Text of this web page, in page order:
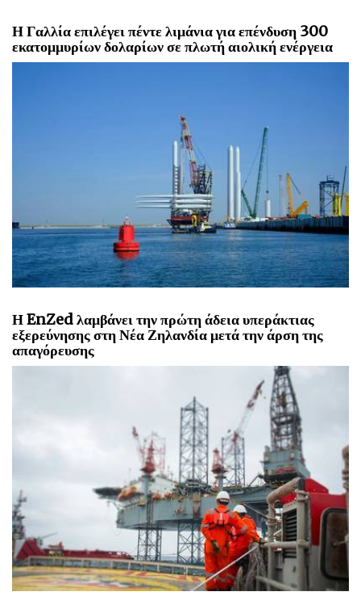
Η Γαλλία επιλέγει πέντε λιμάνια για επένδυση 300
εκατομμυρίων δολαρίων σε πλωτή αιολική ενέργεια
Η EnZed λαμβάνει την πρώτη άδεια υπεράκτιας
εξερεύνησης στη Νέα Ζηλανδία μετά την άρση της
απαγόρευσης